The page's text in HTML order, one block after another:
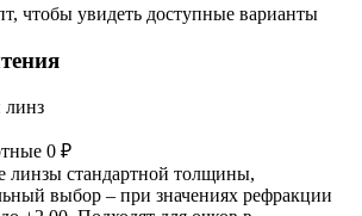
чтобы увидеть доступные варианты
линз
0 ₽
линзы стандартной толщины,
выбор – при значениях рефракции